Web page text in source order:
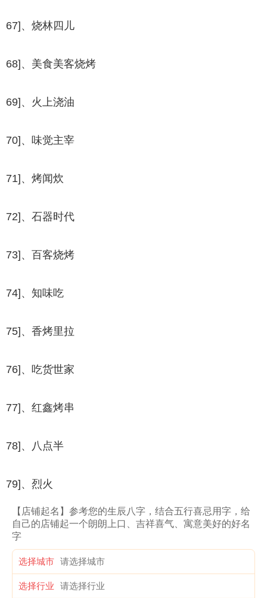
67]、烧林四儿
68]、美食美客烧烤
69]、火上浇油
70]、味觉主宰
71]、烤闻炊
72]、石器时代
73]、百客烧烤
74]、知味吃
75]、香烤里拉
76]、吃货世家
77]、红鑫烤串
78]、八点半
79]、烈火
【店铺起名】参考您的生辰八字，结合五行喜忌用字，给
自己的店铺起一个朗朗上口、吉祥喜气、寓意美好的好名
字
选择城市
选择行业